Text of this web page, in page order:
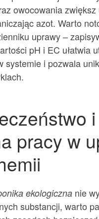
owocowania zwiększ
azot. Warto
uprawy –
pH i EC ułatwia
systemie i pozwala
i
pracy w
ekologiczna nie
substancji, warto